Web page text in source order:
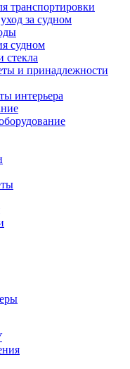
транспортировки
за судном
судном
стекла
и принадлежности
интерьера